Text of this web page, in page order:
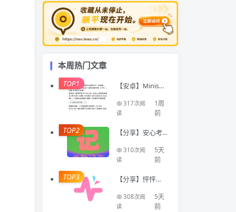
本周热门文章
TOP1
【安卓】Minis🔥
模型🔥AI写代码
生成应用
317次阅
读
1周
前
TOP2
【分享】安心考
记工时统计出勤
数据
310次阅
读
5天
前
TOP3
【分享】怦怦🔥A
恋人多模态互动
聊天工具🔥
308次阅
读
5天
前